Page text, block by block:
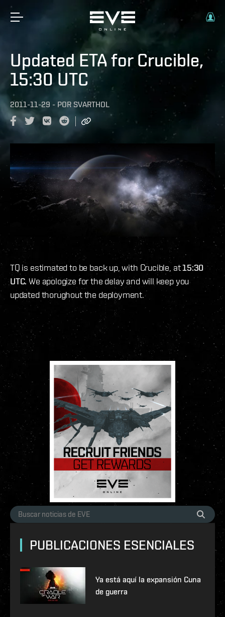
Updated ETA for Crucible,
15:30 UTC
2011-11-29 - POR SVARTHOL
TQ is estimated to be back up, with Crucible, at15:30
UTC. We apologize for the delay and will keep you
updated thorughout the deployment.
PUBLICACIONES ESENCIALES
Ya está aquí la expansión Cuna
de guerra